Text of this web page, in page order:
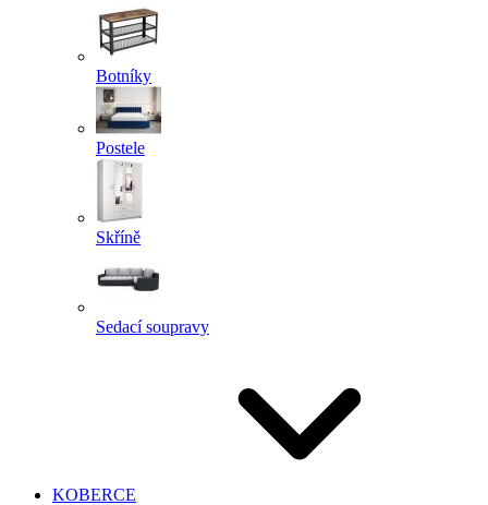
Botníky
Postele
Skříně
Sedací soupravy
KOBERCE